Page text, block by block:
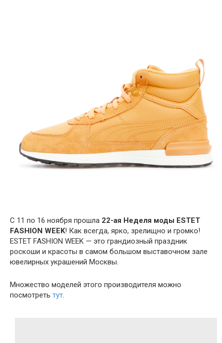
С 11 по 16 ноября прошла 22-ая Неделя моды ESTET
FASHION WEEK! Как всегда, ярко, зрелищно и громко!
ESTET FASHION WEEK — это грандиозный праздник
роскоши и красоты в самом большом выставочном зале
ювелирных украшений Москвы.
Множество моделей этого производителя можно
посмотреть тут.